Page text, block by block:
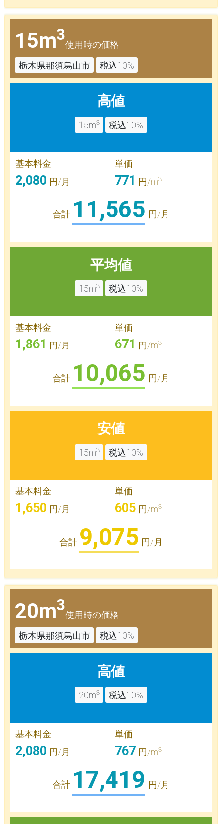
15m3
使用時の価格
栃木県那須烏山市
税込10%
高値
15m3 税込10%
基本料金
2,080 円/月
単価
771 円/m3
合計 11,565 円/月
平均値
15m3 税込10%
基本料金
1,861 円/月
単価
671 円/m3
合計 10,065 円/月
安値
15m3 税込10%
基本料金
1,650 円/月
単価
605円/m3
合計 9,075 円/月
20m3
使用時の価格
栃木県那須烏山市
税込10%
高値
20m3 税込10%
基本料金
2,080 円/月
単価
767 円/m3
合計 17,419 円/月